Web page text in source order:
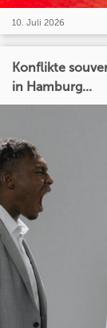
10. Juli 2026
Konflikte
in Hamburg...